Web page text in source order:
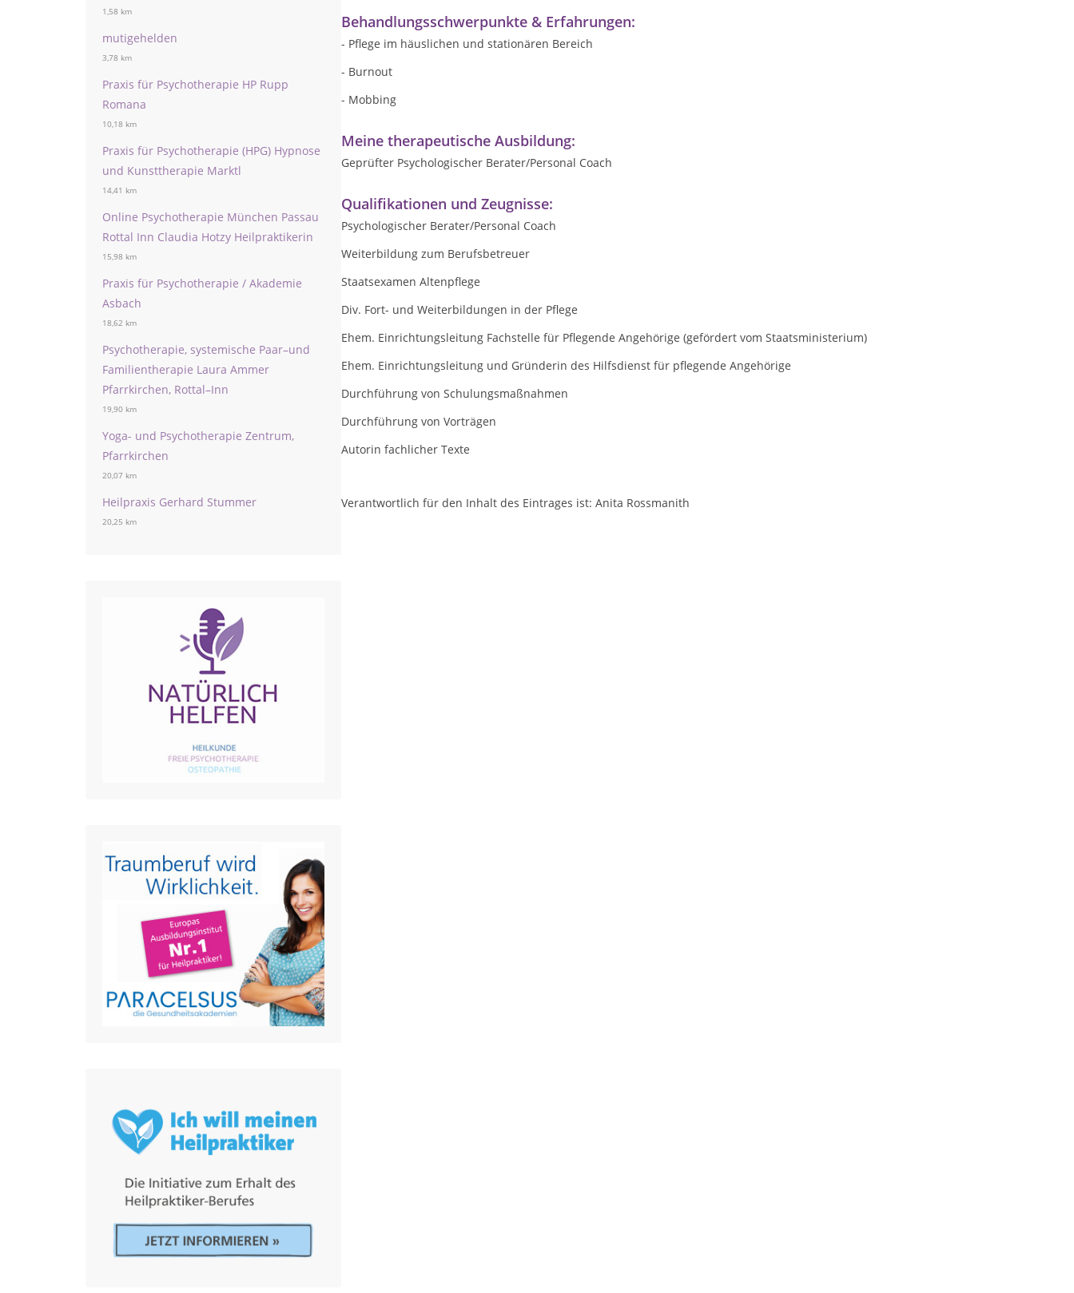
1,58 km
mutigehelden
3,78 km
Praxis für Psychotherapie HP Rupp
Romana
10,18 km
Praxis für Psychotherapie (HPG) Hypnose
und Kunsttherapie Marktl
14,41 km
Online Psychotherapie München Passau
Rottal Inn Claudia Hotzy Heilpraktikerin
15,98 km
Praxis für Psychotherapie / Akademie
Asbach
18,62 km
Psychotherapie, systemische Paar–und
Familientherapie Laura Ammer
Pfarrkirchen, Rottal–Inn
19,90 km
Yoga- und Psychotherapie Zentrum,
Pfarrkirchen
20,07 km
Heilpraxis Gerhard Stummer
20,25 km
Behandlungsschwerpunkte & Erfahrungen:
- Pflege im häuslichen und stationären Bereich
- Burnout
- Mobbing
Meine therapeutische Ausbildung:
Geprüfter Psychologischer Berater/Personal Coach
Qualifikationen und Zeugnisse:
Psychologischer Berater/Personal Coach
Weiterbildung zum Berufsbetreuer
Staatsexamen Altenpflege
Div. Fort- und Weiterbildungen in der Pflege
Ehem. Einrichtungsleitung Fachstelle für Pflegende Angehörige (gefördert vom Staatsministerium)
Ehem. Einrichtungsleitung und Gründerin des Hilfsdienst für pflegende Angehörige
Durchführung von Schulungsmaßnahmen
Durchführung von Vorträgen
Autorin fachlicher Texte
Verantwortlich für den Inhalt des Eintrages ist: Anita Rossmanith